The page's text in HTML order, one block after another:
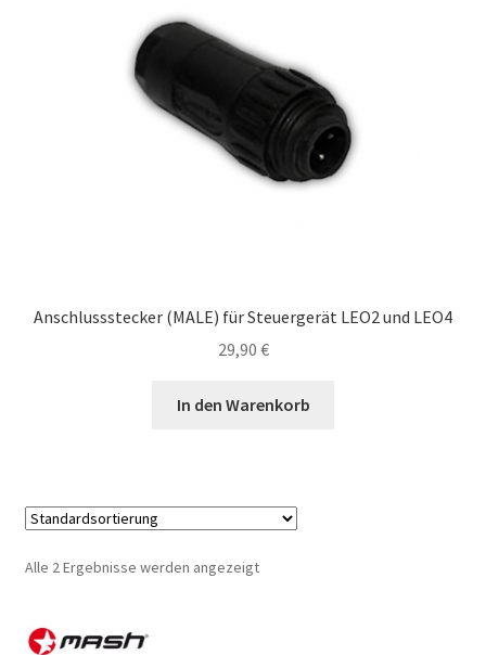
Anschlussstecker (MALE) für Steuergerät LEO2 und LEO4
29,90 €
In den Warenkorb
Alle 2 Ergebnisse werden angezeigt